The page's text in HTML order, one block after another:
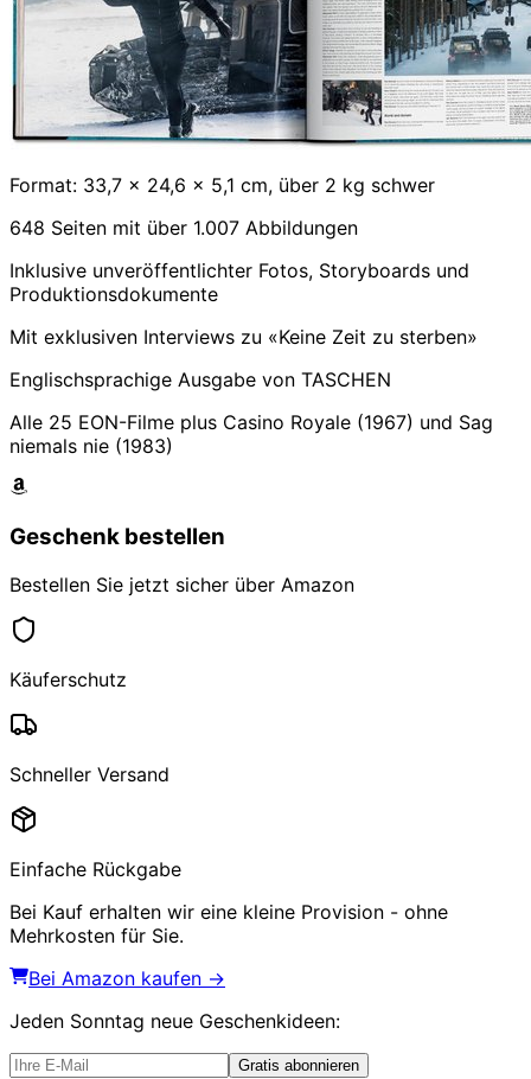
Format: 33,7 x 24,6 x 5,1 cm, über 2 kg schwer
648 Seiten mit über 1.007 Abbildungen
Inklusive unveröffentlichter Fotos, Storyboards und
Produktionsdokumente
Mit exklusiven Interviews zu «Keine Zeit zu sterben»
Englischsprachige Ausgabe von TASCHEN
Alle 25 EON-Filme plus Casino Royale (1967) und Sag
niemals nie (1983)
Geschenk bestellen
Bestellen Sie jetzt sicher über Amazon
Käuferschutz
Schneller Versand
Einfache Rückgabe
Bei Kauf erhalten wir eine kleine Provision - ohne
Mehrkosten für Sie.
Bei Amazon kaufen →
Jeden Sonntag neue Geschenkideen:
Gratis abonnieren